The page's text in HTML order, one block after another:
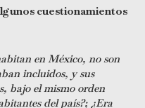
cuestionamientos
en México, no son
incluidos, y sus
bajo el mismo orden
del país?; ¿Era